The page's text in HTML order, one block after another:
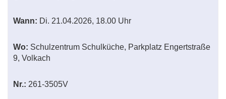
Wann: Di. 21.04.2026, 18.00 Uhr
Wo: Schulzentrum Schulküche, Parkplatz Engertstraße
9, Volkach
Nr.: 261-3505V